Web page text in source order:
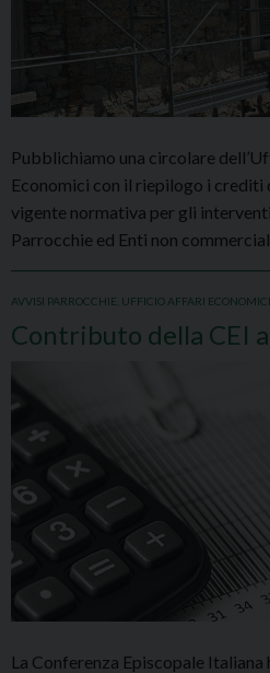
Pubblichiamo una circolare
Economici con il riepilogo i crediti
vigente normativa per gli
Parrocchie ed Enti non
AVVISI PARROCCHIE UFFICIO AFFARI ECONOMICI
Contributo della CEI
La Conferenza Episcopale Italiana